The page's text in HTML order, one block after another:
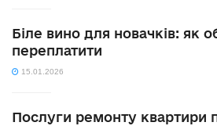
Біле вино для новачків: як
переплатити
15.01.2026
Послуги ремонту квартири